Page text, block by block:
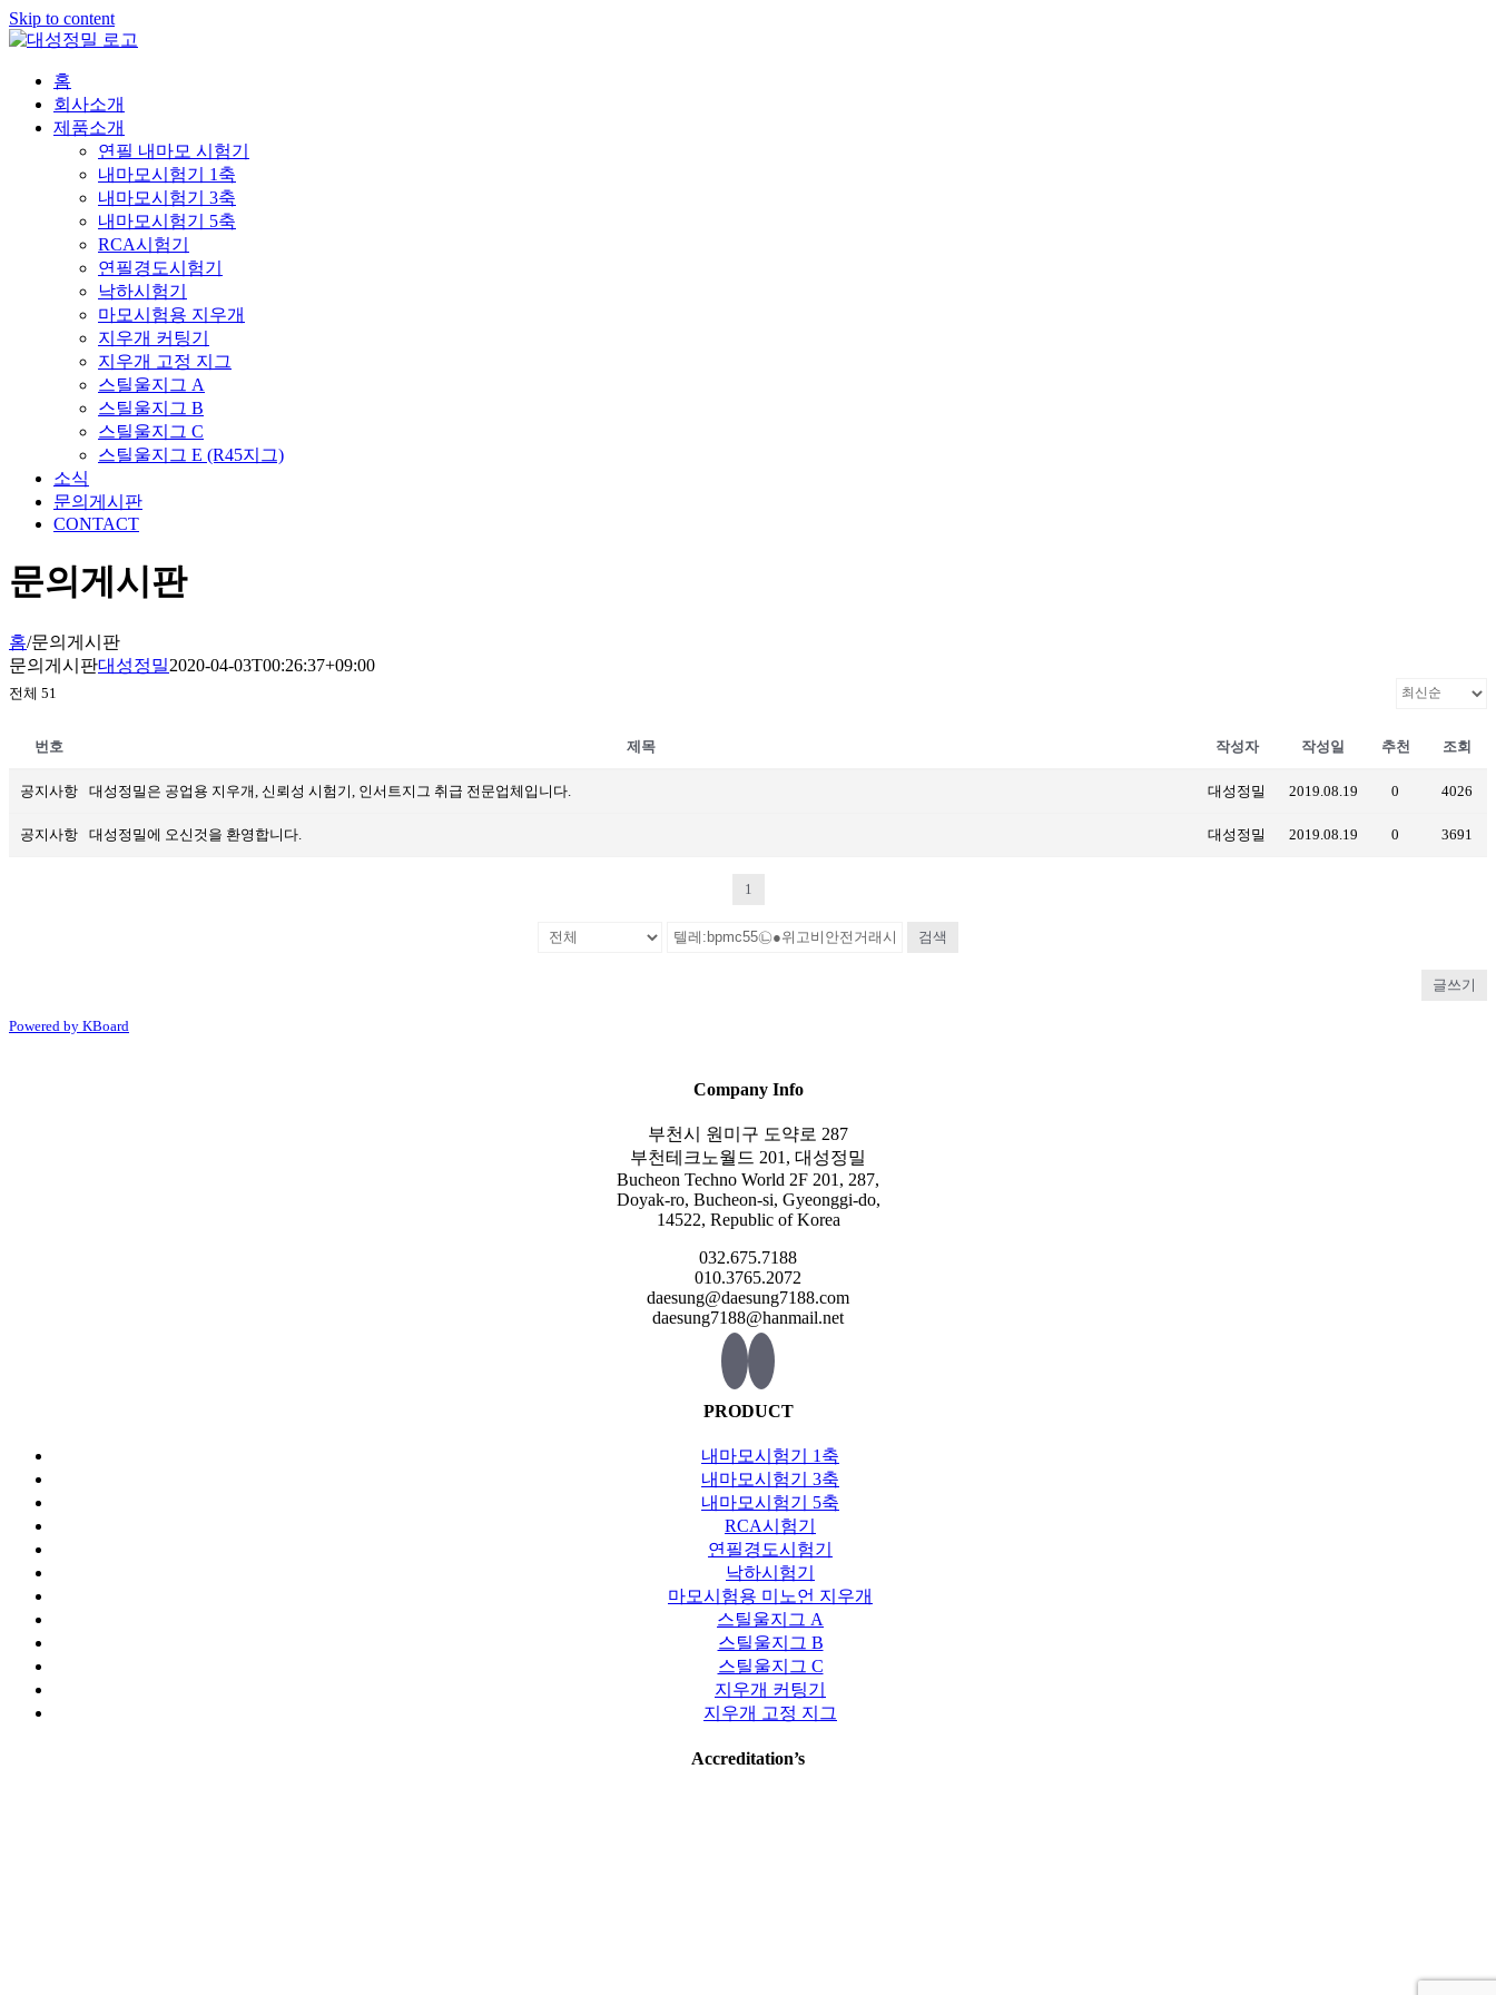
Skip to content
홈
회사소개
제품소개
연필 내마모 시험기
내마모시험기 1축
내마모시험기 3축
내마모시험기 5축
RCA시험기
연필경도시험기
낙하시험기
마모시험용 지우개
지우개 커팅기
지우개 고정 지그
스틸울지그 A
스틸울지그 B
스틸울지그 C
스틸울지그 E (R45지그)
소식
문의게시판
CONTACT
문의게시판
홈/문의게시판
문의게시판대성정밀2020-04-03T00:26:37+09:00
전체 51
번호 제목 작성자 작성일 추천 조회
공지사항 대성정밀은 공업용 지우개, 신뢰성 시험기, 인서트지그 취급 전문업체입니다. 대성정밀 2019.08.19 0 4026
공지사항 대성정밀에 오신것을 환영합니다. 대성정밀 2019.08.19 0 3691
1
검색
글쓰기
Powered by KBoard
Company Info
부천시 원미구 도약로 287
부천테크노월드 201, 대성정밀
Bucheon Techno World 2F 201, 287,
Doyak-ro, Bucheon-si, Gyeonggi-do,
14522, Republic of Korea
032.675.7188
010.3765.2072
daesung@daesung7188.com
daesung7188@hanmail.net
PRODUCT
내마모시험기 1축
내마모시험기 3축
내마모시험기 5축
RCA시험기
연필경도시험기
낙하시험기
마모시험용 미노언 지우개
스틸울지그 A
스틸울지그 B
스틸울지그 C
지우개 커팅기
지우개 고정 지그
Accreditation’s